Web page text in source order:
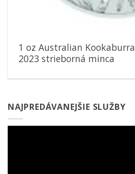
1 oz Australian Kookaburra
2023 strieborná minca
NAJPREDÁVANEJŠIE SLUŽBY